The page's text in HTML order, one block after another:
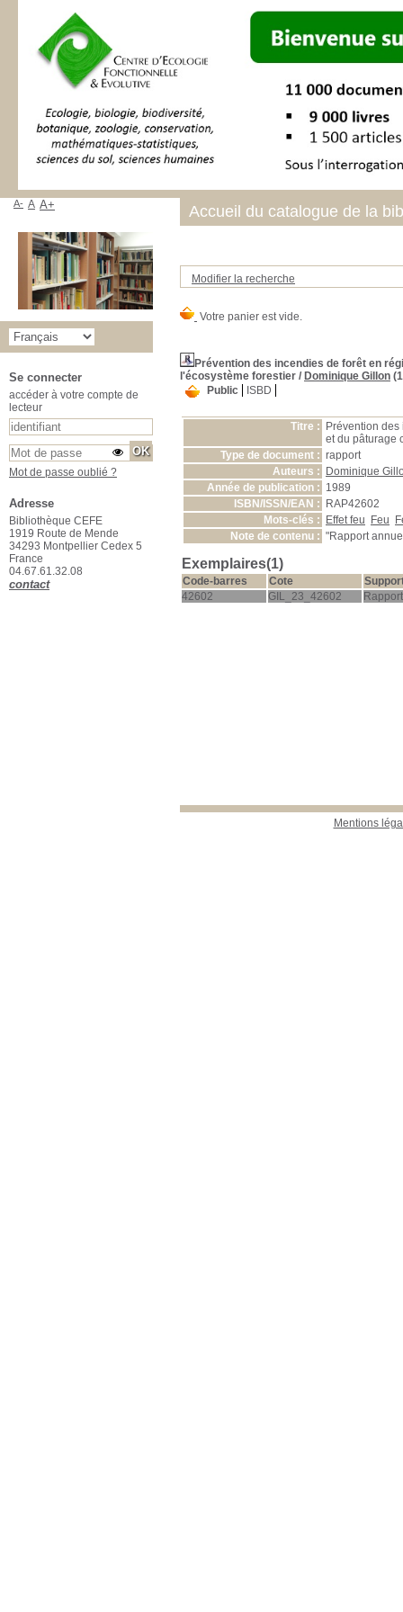
Modifier la recherche
Prévention des incendies de forêt en
l'écosystème forestier / Dominique Gillon
Public
ISBD
Titre :
Prévention
et du pâturage
Type de document : rapport
Auteurs :
Dominique
Année de publication : 1989
ISBN/ISSN/EAN :
RAP42602
Mots-clés :
Effet feu Feu
Note de contenu : "Rapport
Exemplaires(1)
Code-barres Cote
42602
GIL_23_42602 Rapport
Mentions
Accueil du catalogue de la
A- A A+
Se connecter
accéder à votre compte de
lecteur
Mot de passe oublié ?
Adresse
Bibliothèque CEFE
1919 Route de Mende
34293 Montpellier Cedex 5
France
04.67.61.32.08
contact